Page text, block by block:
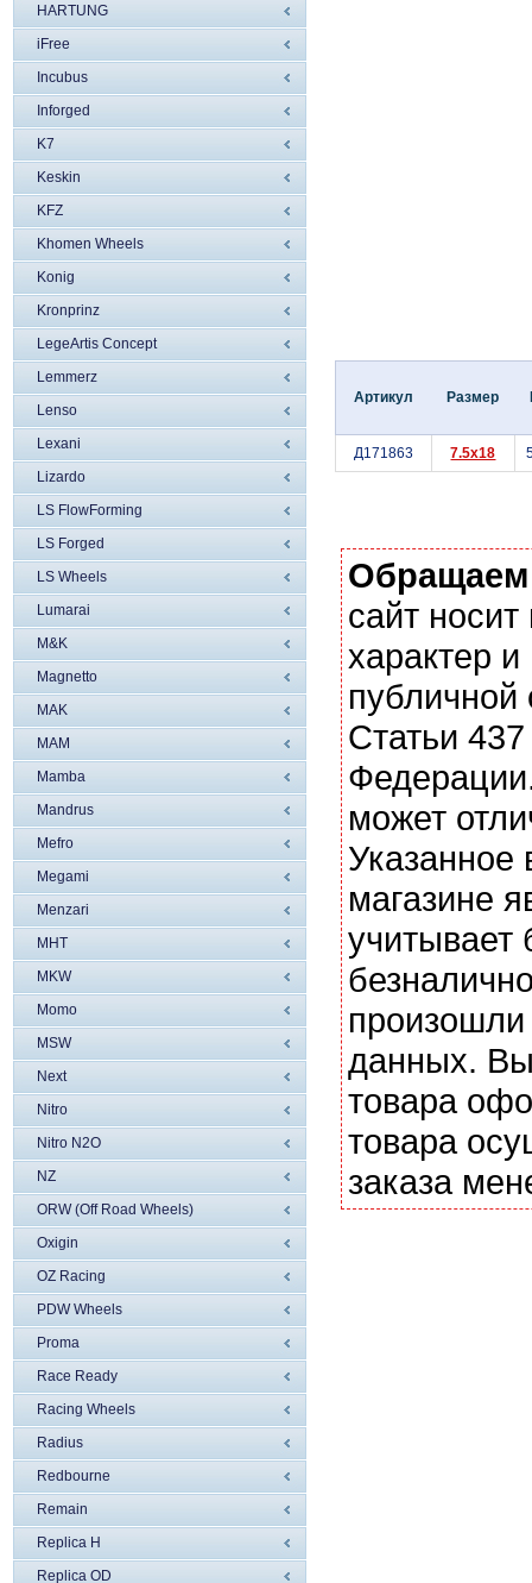
HARTUNG
iFree
Incubus
Inforged
K7
Keskin
KFZ
Khomen Wheels
Konig
Kronprinz
LegeArtis Concept
Lemmerz
Lenso
Lexani
Lizardo
LS FlowForming
LS Forged
LS Wheels
Lumarai
M&K
Magnetto
MAK
MAM
Mamba
Mandrus
Mefro
Megami
Menzari
MHT
MKW
Momo
MSW
Next
Nitro
Nitro N2O
NZ
ORW (Off Road Wheels)
Oxigin
OZ Racing
PDW Wheels
Proma
Race Ready
Racing Wheels
Radius
Redbourne
Remain
Replica H
Replica OD
Артикул Размер
Д171863 7.5x18
сайт
характер
Статьи
может
магазине
учитывает
данных. Вы
товара
товара
заказа